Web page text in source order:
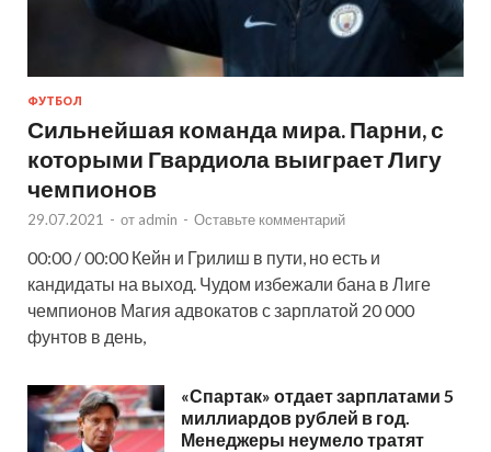
ФУТБОЛ
Сильнейшая команда мира. Парни, с
которыми Гвардиола выиграет Лигу
чемпионов
29.07.2021 - от admin - Оставьте комментарий
00:00 / 00:00 Кейн и Грилиш в пути, но есть и
кандидаты на выход. Чудом избежали бана в Лиге
чемпионов Магия адвокатов с зарплатой 20 000
фунтов в день,
«Спартак» отдает зарплатами 5
миллиардов рублей в год.
Менеджеры неумело тратят